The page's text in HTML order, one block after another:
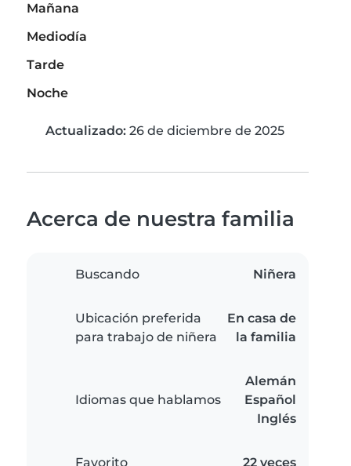
Mañana
Mediodía
Tarde
Noche
Actualizado: 26 de diciembre de 2025
Acerca de nuestra familia
Buscando Niñera
Ubicación preferida
para trabajo de niñera
En casa de
la familia
Idiomas que hablamos
Alemán
Español
Inglés
Favorito 22 veces